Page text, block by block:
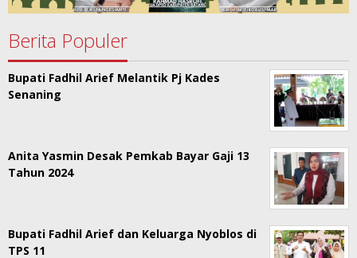
Berita Populer
Bupati Fadhil Arief Melantik Pj Kades
Senaning
Anita Yasmin Desak Pemkab Bayar Gaji 13
Tahun 2024
Bupati Fadhil Arief dan Keluarga Nyoblos di
TPS 11